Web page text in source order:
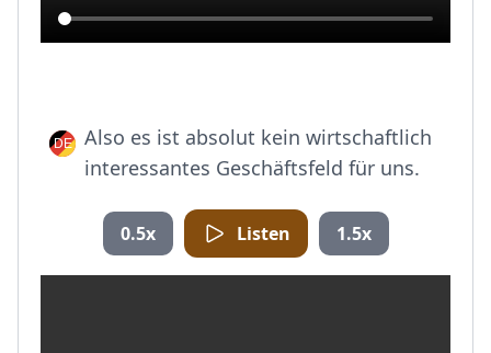
Also es ist absolut kein wirtschaftlich
interessantes Geschäftsfeld für uns.
0.5x Listen 1.5x